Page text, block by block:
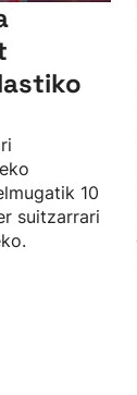
10
suitzarrari